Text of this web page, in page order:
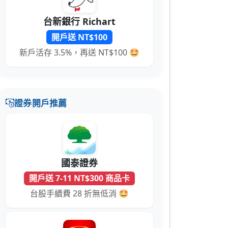
台新銀行 Richart
開戶送 NT$100
新戶活存 3.5%，再送 NT$100 🤩
證券開戶推薦
國泰證券
開戶送 7-11 NT$300 商品卡
台股手續費 28 折無低消 🤩